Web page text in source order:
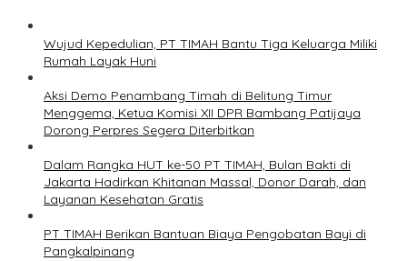
Wujud Kepedulian, PT TIMAH Bantu Tiga Keluarga Miliki
Rumah Layak Huni
Aksi Demo Penambang Timah di Belitung Timur
Menggema, Ketua Komisi XII DPR Bambang Patijaya
Dorong Perpres Segera Diterbitkan
Dalam Rangka HUT ke-50 PT TIMAH, Bulan Bakti di
Jakarta Hadirkan Khitanan Massal, Donor Darah, dan
Layanan Kesehatan Gratis
PT TIMAH Berikan Bantuan Biaya Pengobatan Bayi di
Pangkalpinang